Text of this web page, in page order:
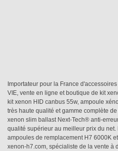
Importateur pour la France
VIE, vente en ligne et boutique de kit
kit xenon HID canbus 55w, ampoule
très haute qualité et gamme complète
xenon slim ballast Next-Tech® anti-
qualité supérieur au meilleur prix du
ampoules de remplacement H7 6000K
xenon-h7.com, spécialiste de la vente à